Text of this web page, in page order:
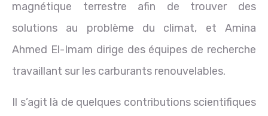
magnétique terrestre afin de trouver des
solutions au problème du climat, et Amina
Ahmed El-Imam dirige des équipes de recherche
travaillant sur les carburants renouvelables.
Il s’agit là de quelques contributions scientifiques